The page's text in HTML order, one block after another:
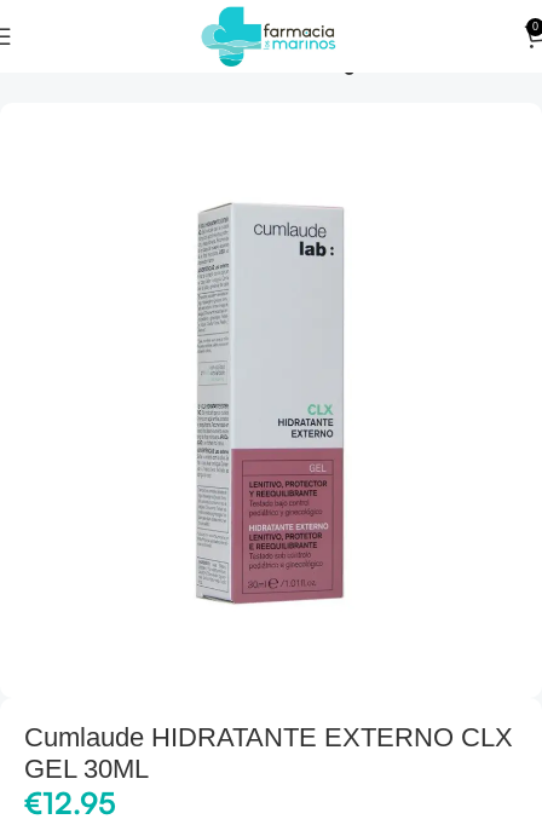
0
Salud Íntima
Cumlaude HIDRATANTE EXTERNO CLX
GEL 30ML
€12.95